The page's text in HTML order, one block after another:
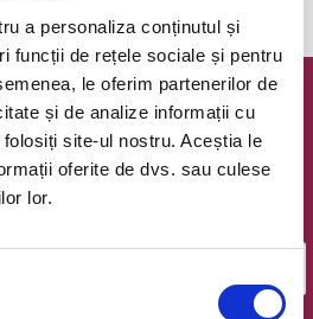
a personaliza conținutul și
funcții de rețele sociale și pentru
le oferim partenerilor de
și de analize informații cu
site-ul nostru. Aceștia le
oferite de dvs. sau culese
lor.
@ Bilete.ro
saptamanala cu cele mai noi
evenimente.